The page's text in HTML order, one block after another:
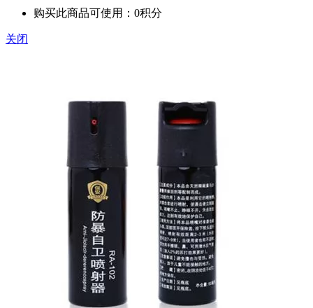
购买此商品可使用：0积分
关闭